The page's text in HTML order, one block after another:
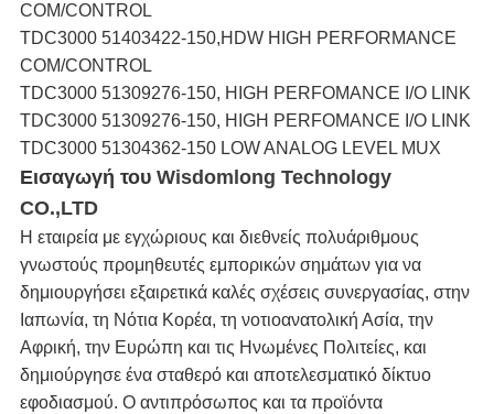
COM/CONTROL
TDC3000 51403422-150,HDW HIGH PERFORMANCE
COM/CONTROL
TDC3000 51309276-150, HIGH PERFOMANCE I/O LINK
TDC3000 51309276-150, HIGH PERFOMANCE I/O LINK
TDC3000 51304362-150 LOW ANALOG LEVEL MUX
Εισαγωγή του Wisdomlong Technology
CO.,LTD
Η εταιρεία με εγχώριους και διεθνείς πολυάριθμους
γνωστούς προμηθευτές εμπορικών σημάτων για να
δημιουργήσει εξαιρετικά καλές σχέσεις συνεργασίας, στην
Ιαπωνία, τη Νότια Κορέα, τη νοτιοανατολική Ασία, την
Αφρική, την Ευρώπη και τις Ηνωμένες Πολιτείες, και
δημιούργησε ένα σταθερό και αποτελεσματικό δίκτυο
εφοδιασμού. Ο αντιπρόσωπος και τα προϊόντα